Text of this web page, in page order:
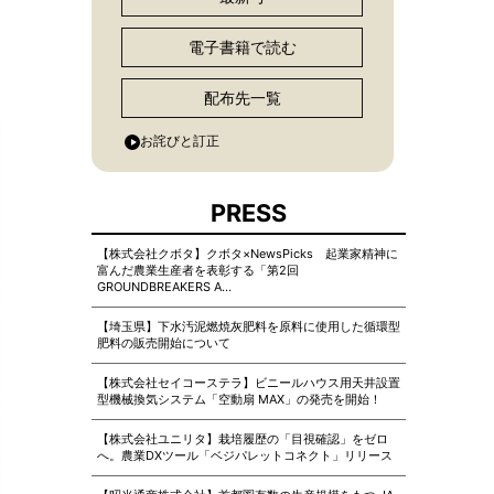
電子書籍で読む
配布先一覧
お詫びと訂正
PRESS
【株式会社クボタ】クボタ×NewsPicks 起業家精神に
富んだ農業生産者を表彰する「第2回
GROUNDBREAKERS A…
【埼玉県】下水汚泥燃焼灰肥料を原料に使用した循環型
肥料の販売開始について
【株式会社セイコーステラ】ビニールハウス用天井設置
型機械換気システム「空動扇 MAX」の発売を開始！
【株式会社ユニリタ】栽培履歴の「目視確認」をゼロ
へ。農業DXツール「ベジパレットコネクト」リリース